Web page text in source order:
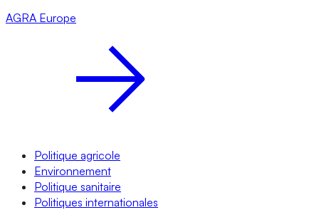
AGRA Europe
Politique agricole
Environnement
Politique sanitaire
Politiques internationales